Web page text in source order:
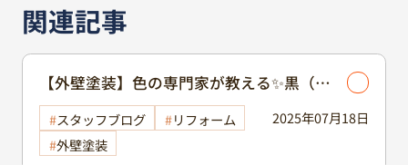
関連記事
2025年07月18日
【外壁塗装】色の専門家が教える✨黒（ブ
ラック）を選ぶときのメリット・デメリッ
ト❗ツートンの配色のポイントもご紹介☺️
スタッフブログ
リフォーム
外壁塗装